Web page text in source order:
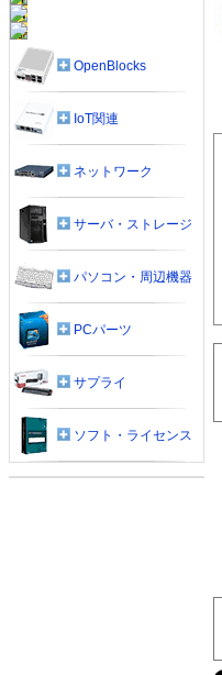
OpenBlocks
IoT関連
ネットワーク
サーバ・ストレージ
パソコン・周辺機器
PCパーツ
サプライ
ソフト・ライセンス